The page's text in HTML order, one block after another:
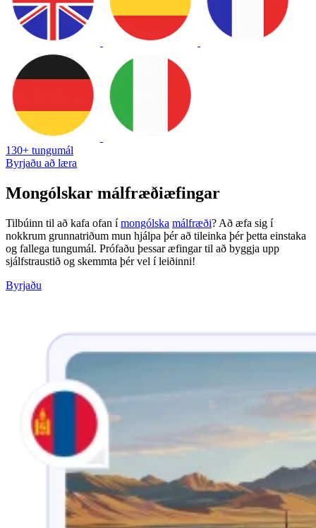
130+ tungumál
Byrjaðu að læra
Mongólskar málfræðiæfingar
Tilbúinn til að kafa ofan ímongólska málfræði? Að æfa sig í
nokkrum grunnatriðum mun hjálpa þér að tileinka þér þetta einstaka
og fallega tungumál. Prófaðu þessar æfingar til að byggja upp
sjálfstraustið og skemmta þér vel í leiðinni!
Byrjaðu